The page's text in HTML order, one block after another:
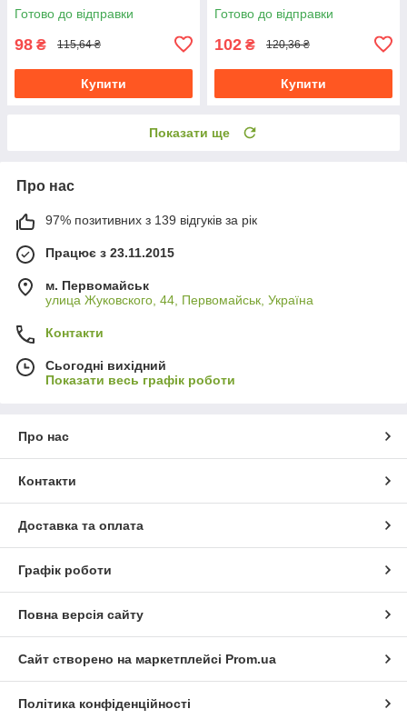
Готово до відправки
98 ₴ 115,64 ₴
Купити
Готово до відправки
102 ₴ 120,36 ₴
Купити
Показати ще
Про нас
97% позитивних з 139 відгуків за рік
Працює з 23.11.2015
м. Первомайськ
улица Жуковского, 44, Первомайськ, Україна
Контакти
Сьогодні вихідний
Показати весь графік роботи
Про нас
Контакти
Доставка та оплата
Графік роботи
Повна версія сайту
Сайт створено на маркетплейсі Prom.ua
Політика конфіденційності